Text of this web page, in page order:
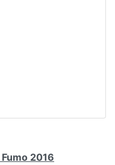
2016